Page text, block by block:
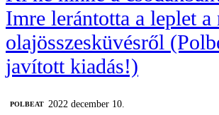
Imre lerántotta a leplet a
olajösszesküvésről
javított kiadás!)
‎POLBEAT
2022 december 10.